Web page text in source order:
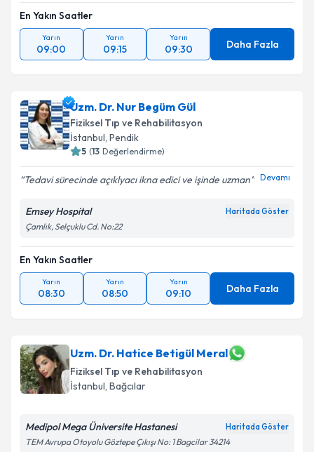
En Yakın Saatler
Yarın
09:00
Yarın
09:15
Yarın
09:30 Daha Fazla
Uzm. Dr. Nur Begüm Gül
Fiziksel Tıp ve Rehabilitasyon
İstanbul, Pendik
5 (13 Değerlendirme)
Tedavi sürecinde açıklyacı ikna edici ve işinde uzman Devamı
Emsey Hospital Haritada Göster
Çamlık, Selçuklu Cd. No:22
En Yakın Saatler
Yarın
08:30
Yarın
08:50
Yarın
09:10 Daha Fazla
Uzm. Dr. Hatice Betigül Meral
Fiziksel Tıp ve Rehabilitasyon
İstanbul, Bağcılar
Medipol Mega Üniversite Hastanesi Haritada Göster
TEM Avrupa Otoyolu Göztepe Çıkışı No: 1 Bagcilar 34214